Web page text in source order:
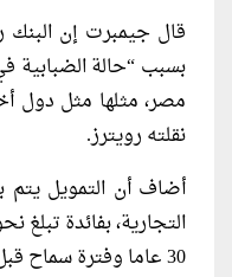
بسبب “حالة الضبابية
مصر، مثلها مثل دول
نقلته رويترز.
أضاف أن التمويل
التجارية، بفائدة تبلغ
30 عاما وفترة سماح قبل بدء السداد.